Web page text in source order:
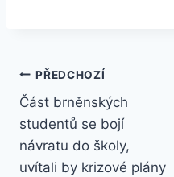
Navigace
pro
příspěvek
PŘEDCHOZÍ
Část brněnských
studentů se bojí
návratu do školy,
uvítali by krizové plány